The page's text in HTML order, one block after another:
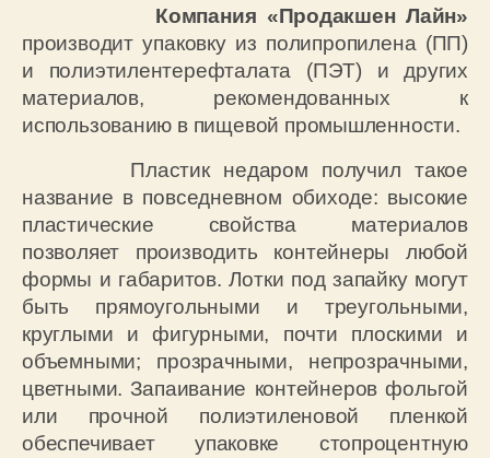
Компания «Продакшен Лайн»
производит упаковку из полипропилена (ПП)
и полиэтилентерефталата (ПЭТ) и других
материалов, рекомендованных к
использованию в пищевой промышленности.
Пластик недаром получил такое
название в повседневном обиходе: высокие
пластические свойства материалов
позволяет производить контейнеры любой
формы и габаритов. Лотки под запайку могут
быть прямоугольными и треугольными,
круглыми и фигурными, почти плоскими и
объемными; прозрачными, непрозрачными,
цветными. Запаивание контейнеров фольгой
или прочной полиэтиленовой пленкой
обеспечивает упаковке стопроцентную